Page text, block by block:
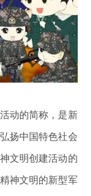
动的简称，是新
扬中国特色社会
文明创建活动的
神文明的新型军